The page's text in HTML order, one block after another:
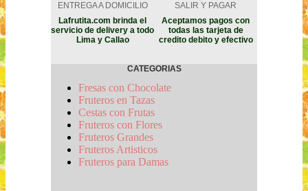
ENTREGA A DOMICILIO
SALIR Y PAGAR
Lafrutita.com brinda el
servicio de delivery a todo
Lima y Callao
Aceptamos pagos con
todas las tarjeta de
credito debito y efectivo
CATEGORIAS
Fresas con Chocolate
Fruteros en Tazas
Cestas con Frutas
Fruteros con Flores
Fruteros Grandes
Fruteros Artisticos
Fruteros para Damas